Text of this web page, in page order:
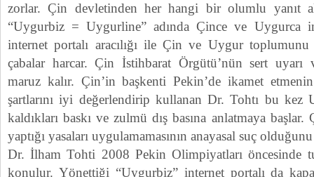
zorlar. Çin devletinden her hangi bir olumlu yanıt
“Uygurbiz = Uygurline” adında Çince ve Uygurca
internet portalı aracılığı ile Çin ve Uygur
çabalar harcar. Çin İstihbarat Örgütü’nün sert uyarı
maruz kalır. Çin’in başkenti Pekin’de ikamet
şartlarını iyi değerlendirip kullanan Dr. Tohtı bu
kaldıkları baskı ve zulmü dış basına anlatmaya
yaptığı yasaları uygulamamasının anayasal suç
Dr. İlham Tohti 2008 Pekin Olimpiyatları öncesinde
konulur. Yönettiği “Uygurbiz” internet portalı da